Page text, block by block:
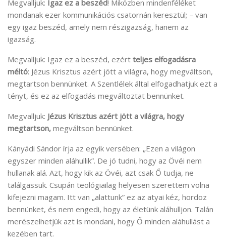
Megvalljuk: Igaz ez a beszéd! Miközben mindenféléket
mondanak ezer kommunikációs csatornán keresztül; – van
egy igaz beszéd, amely nem részigazság, hanem az
igazság.
Megvalljuk: Igaz ez a beszéd, ezért teljes elfogadásra
méltó: Jézus Krisztus azért jött a világra, hogy megváltson,
megtartson bennünket. A Szentlélek által elfogadhatjuk ezt a
tényt, és ez az elfogadás megváltoztat bennünket.
Megvalljuk: Jézus Krisztus azért jött a világra, hogy
megtartson, megváltson bennünket.
Kányádi Sándor írja az egyik versében: „Ezen a világon
egyszer minden aláhullik”. De jó tudni, hogy az Övéi nem
hullanak alá. Azt, hogy kik az Övéi, azt csak Ő tudja, ne
találgassuk. Csupán teológiailag helyesen szerettem volna
kifejezni magam. Itt van „alattunk” ez az atyai kéz, hordoz
bennünket, és nem engedi, hogy az életünk aláhulljon. Talán
merészelhetjük azt is mondani, hogy Ő minden aláhullást a
kezében tart.